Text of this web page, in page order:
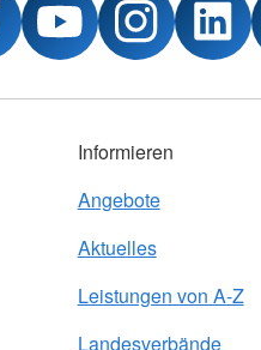
Informieren
Angebote
Aktuelles
Leistungen von A-Z
Landesverbände